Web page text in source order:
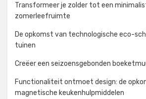
Transformeer je zolder tot een
zomerleefruimte
De opkomst van technologische eco-
tuinen
Creëer een seizoensgebonden
Functionaliteit ontmoet design: de
magnetische keukenhulpmiddelen